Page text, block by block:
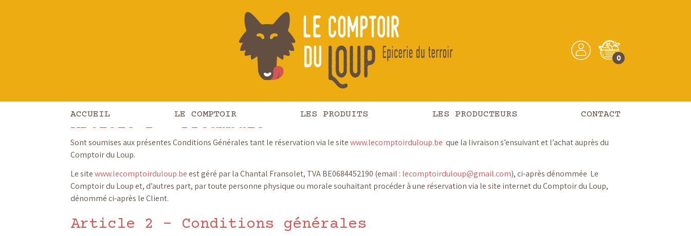
0
ACCUEIL LE COMPTOIR LES PRODUITS LES PRODUCTEURS CONTACT
Conditions générales pour la réservation de
produits
Article 1 – Préambule
Sont soumises aux présentes Conditions Générales tant le réservation via le sitewww.lecomptoirduloup.be que la livraison s’ensuivant et l’achat auprès du
Comptoir du Loup.
Le sitewww.lecomptoirduloup.beest géré par la Chantal Fransolet, TVA BE0684452190 (email : lecomptoirduloup@gmail.com), ci-après dénommée Le
Comptoir du Loup et, d’autres part, par toute personne physique ou morale souhaitant procéder à une réservation via le site internet du Comptoir du Loup,
dénommé ci-après le Client.
Article 2 – Conditions générales